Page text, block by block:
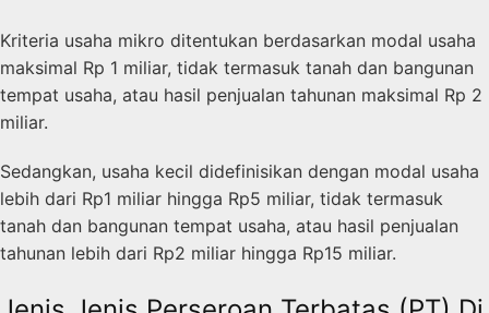
Kriteria usaha mikro ditentukan berdasarkan modal usaha
maksimal Rp 1 miliar, tidak termasuk tanah dan bangunan
tempat usaha, atau hasil penjualan tahunan maksimal Rp 2
miliar.
Sedangkan, usaha kecil didefinisikan dengan modal usaha
lebih dari Rp1 miliar hingga Rp5 miliar, tidak termasuk
tanah dan bangunan tempat usaha, atau hasil penjualan
tahunan lebih dari Rp2 miliar hingga Rp15 miliar.